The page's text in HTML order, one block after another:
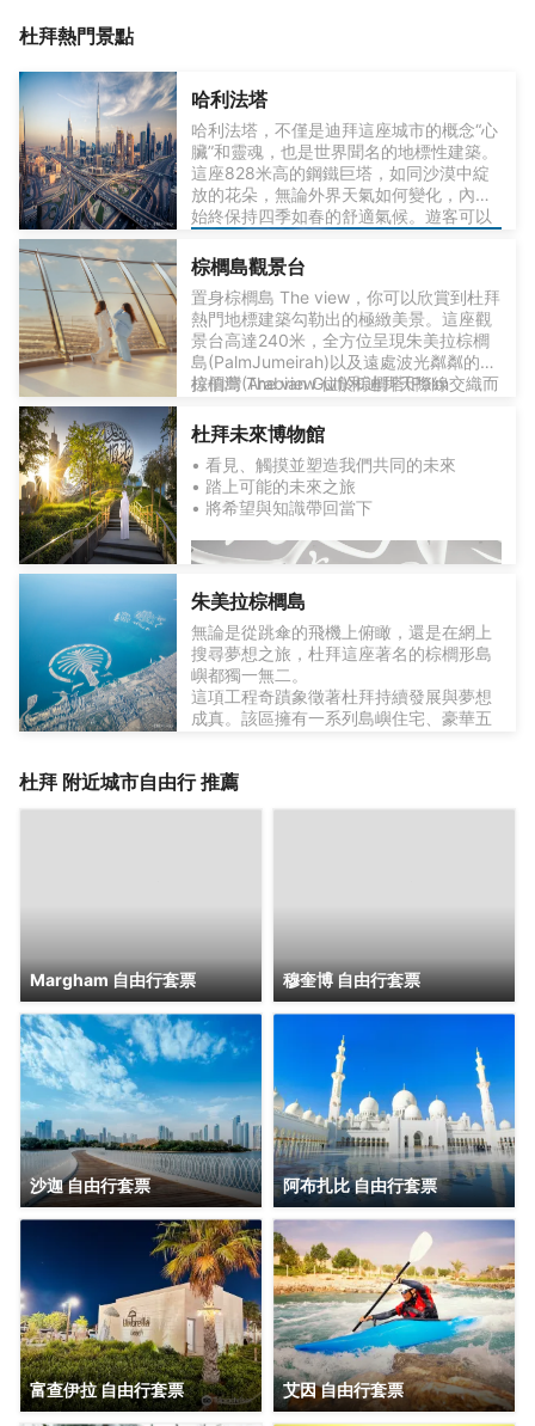
特色服務/設施包括商務中心、乾洗/洗衣服務和24 小時前台
費自助停車。 空調客房提供LED 電視；您定能在旅途中找到
家的舒適。提供免費無線網絡，方便您與朋友保持聯繫；有
線頻道可滿足您的娛樂需求。配備淋浴設施的私人浴室提供
大花灑淋浴噴頭和吹風機。便利設施包括電話，以及可存放
筆記本電腦的保險箱和書桌。
杜拜熱門景點
哈利法塔
哈利法塔，不僅是迪拜這座城市的概念“心
臟”和靈魂，也是世界聞名的地標性建築。
這座828米高的鋼鐵巨塔，如同沙漠中綻
放的花朵，無論外界天氣如何變化，內部
始終保持四季如春的舒適氣候。遊客可以
的觀景台，享受無與倫比的城市全景，體
驗站在世界之巔的震撼。
124層
乘坐雙層電梯以每秒 10 米的速度直接到
達 124 層！ 不到 60 秒，電梯就到達觀景
台，設有室外露台。 欣賞周圍酋長國的壯
瞭解有關這一建築奇蹟背後的設計和技術
賞這座城市的現代和歷史景觀。
148層
哈利法塔天空高達 555 米，堪稱迪拜具標
154層
探索海拔在585米的休息室，設有令人振
棕櫚島觀景台
置身棕櫚島 The view，你可以欣賞到杜拜
熱門地標建築勾勒出的極緻美景。這座觀
景台高達240米，全方位呈現朱美拉棕櫚
島(PalmJumeirah)以及遠處波光粼粼的阿
拉伯灣(Arabian Gulf)和迪拜天際線交織而
棕櫚島 The view 位於棕櫚塔(Palm
櫚島變遷的創意展覽互動水族館主題通道
以及一個禮品店。
杜拜未來博物館
• 看見、觸摸並塑造我們共同的未來
• 踏上可能的未來之旅
• 將希望與知識帶回當下
品，讓參觀者體驗和接觸未來的技術和創
△未來派建築：建築本身就是一件藝術
品，獨特的設計體現了博物館對未來的關
注。 建築由七層樓組成，每層樓都有自己
的主題和展品。
朱美拉棕櫚島
無論是從跳傘的飛機上俯瞰，還是在網上
搜尋夢想之旅，杜拜這座著名的棕櫚形島
嶼都獨一無二。
這項工程奇蹟象徵著杜拜持續發展與夢想
成真。該區擁有一系列島嶼住宅、豪華五
朱美拉棕櫚島的首站推薦必定是位於外新
目的地。
以乘坐杜拜熱氣球——一個繫留式氦氣
球，升至300米高空，將朱美拉棕櫚島和
整個杜拜市的壯麗景色盡收眼底。若想體
驗更奢華的享受，可預訂AURA空中泳池
的日光浴床，在雲端泳池畔放鬆身心。
另一個絕佳觀景點是位於朱美拉棕櫚島
「樹幹」區域、高達240米的The View展
望台。空中之旅結束後，您還可前往棕櫚
島上的Nakheel商場探索各類商店與餐
廳。
您亦可租賃豪華遊艇，沿遼闊海岸線展開
郵輪之旅，或體驗刺激的快艇及滑水活
動。朱美拉棕櫚島「葉瓣」之間及「主
幹」沿岸的平靜水域，是划獨木舟及立式
划槳的熱門地點。
杜拜 附近城市自由行 推薦
Margham 自由行套票 穆奎博 自由行套票
沙迦 自由行套票 阿布扎比 自由行套票
富查伊拉 自由行套票 艾因 自由行套票